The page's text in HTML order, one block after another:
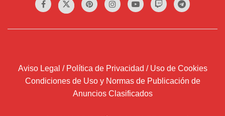
Aviso Legal / Política de Privacidad / Uso de Cookies
Condiciones de Uso y Normas de Publicación de
Anuncios Clasificados